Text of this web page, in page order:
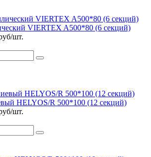
VIERTEX A500*80 (6 секций)
шт.
HELYOS/R 500*100 (12 секций)
шт.